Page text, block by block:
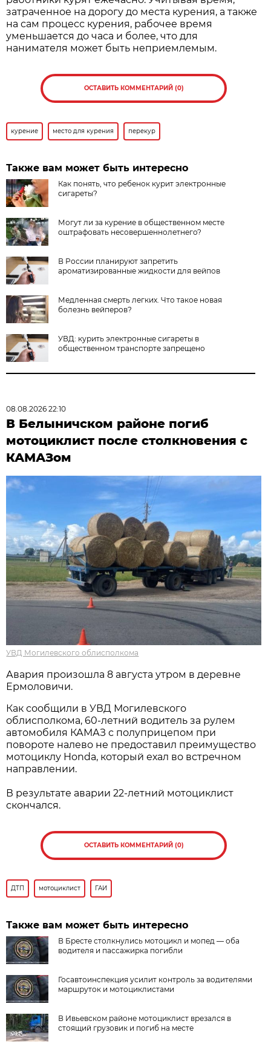
затраченное на дорогу до места курения, а также
на сам процесс курения, рабочее время
уменьшается до часа и более, что для
нанимателя может быть неприемлемым.
ОСТАВИТЬ КОММЕНТАРИЙ (0)
курение место для курения перекур
Также вам может быть интересно
Как понять, что ребенок курит электронные
сигареты?
Могут ли за курение в общественном месте
оштрафовать несовершеннолетнего?
В России планируют запретить
ароматизированные жидкости для вейпов
Медленная смерть легких. Что такое новая
болезнь вейперов?
УВД: курить электронные сигареты в
общественном транспорте запрещено
08.08.2026 22:10
В Белыничском районе погиб
мотоциклист после столкновения с
КАМАЗом
УВД Могилевского облисполкома
Авария произошла 8 августа утром в деревне
Ермоловичи.
Как сообщили в УВД Могилевского
облисполкома, 60-летний водитель за рулем
автомобиля КАМАЗ с полуприцепом при
повороте налево не предоставил преимущество
мотоциклу Honda, который ехал во встречном
направлении.
В результате аварии 22-летний мотоциклист
скончался.
ОСТАВИТЬ КОММЕНТАРИЙ (0)
ДТП мотоциклист ГАИ
Также вам может быть интересно
В Бресте столкнулись мотоцикл и мопед — оба
водителя и пассажирка погибли
Госавтоинспекция усилит контроль за водителями
маршруток и мотоциклистами
В Ивьевском районе мотоциклист врезался в
стоящий грузовик и погиб на месте